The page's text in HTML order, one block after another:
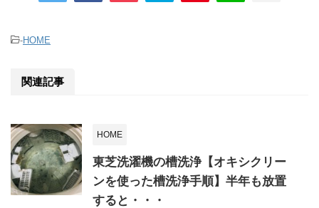
-HOME
関連記事
HOME
東芝洗濯機の槽洗浄【オキシクリー
ンを使った槽洗浄手順】半年も放置
すると・・・